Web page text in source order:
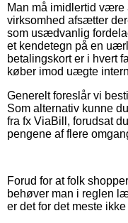
Man må imidlertid være
virksomhed afsætter
som usædvanlig
et kendetegn på en
betalingskort er i hvert
køber imod uægte
Generelt foreslår vi
Som alternativ kunne
fra fx ViaBill, forudsat
pengene af flere
Forud for at folk
behøver man i reglen
er det for det meste